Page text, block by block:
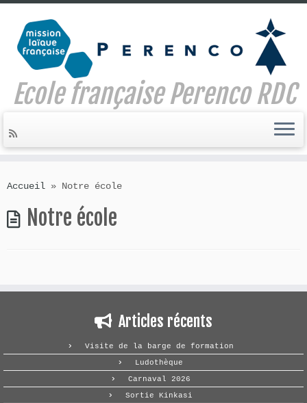
to
Ecole française Perenco RDC
Accueil » Notre école
Notre école
Articles récents
Visite de la barge de formation
Ludothèque
Carnaval 2026
Sortie Kinkasi